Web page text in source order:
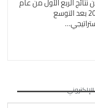
نتائج الربع الأول من عام
2026 بعد التوسع